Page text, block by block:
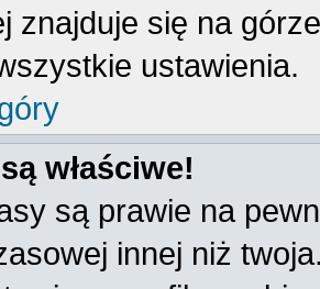
znajduje się na
ustawienia.
właściwe!
są prawie na
innej niż